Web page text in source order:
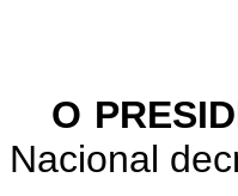
O
Nacional